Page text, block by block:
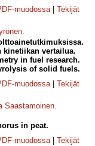
muodossa| Tekijät
.
vertailua.
in fuel research.
of solid fuels.
muodossa| Tekijät
Saastamoinen.
in peat.
muodossa| Tekijät